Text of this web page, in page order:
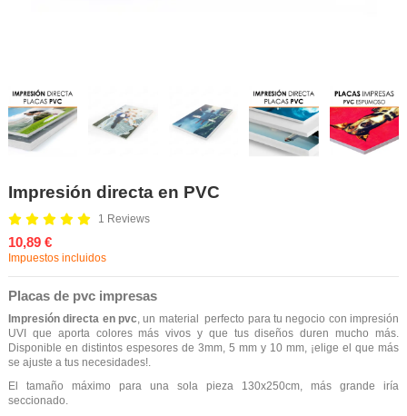
Impresión directa en PVC
1 Reviews
10,89 €
Impuestos incluidos
Placas de pvc impresas
Impresión directa en pvc, un material
perfecto para tu negocio con impresión
UVI que aporta colores más vivos y que tus diseños duren mucho más.
Disponible en distintos espesores de 3mm, 5 mm y 10 mm, ¡elige el que más
se ajuste a tus necesidades!.
El tamaño máximo para una sola pieza 130x250cm, más grande iría
seccionado.